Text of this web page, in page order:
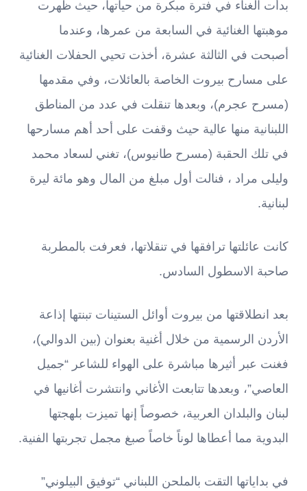
بدأت الغناء في فترة مبكرة من حياتها، حيث ظهرت
موهبتها الغنائية في السابعة من عمرها، وعندما
أصبحت في الثالثة عشرة، أخذت تحيي الحفلات الغنائية
على مسارح بيروت الخاصة بالعائلات، وفي مقدمها
(مسرح عجرم)، وبعدها تنقلت في عدد من المناطق
اللبنانية منها عالية حيث وقفت على أحد أهم مسارحها
في تلك الحقبة (مسرح طانيوس)، تغني لسعاد محمد
وليلى مراد ، فنالت أول مبلغ من المال وهو مائة ليرة
لبنانية.
كانت عائلتها ترافقها في تنقلاتها، فعرفت بالمطربة
صاحبة الاسطول السادس.
بعد انطلاقتها من بيروت أوائل الستينات تبنتها إذاعة
الأردن الرسمية من خلال أغنية بعنوان (بين الدوالي)،
فغنت عبر أثيرها مباشرة على الهواء للشاعر “جميل
العاصي”، وبعدها تتابعت الأغاني وانتشرت أغانيها في
لبنان والبلدان العربية، خصوصاً إنها تميزت بلهجتها
البدوية مما أعطاها لوناً خاصاً صبغ مجمل تجربتها الفنية.
في بداياتها التقت بالملحن اللبناني “توفيق البيلوني”